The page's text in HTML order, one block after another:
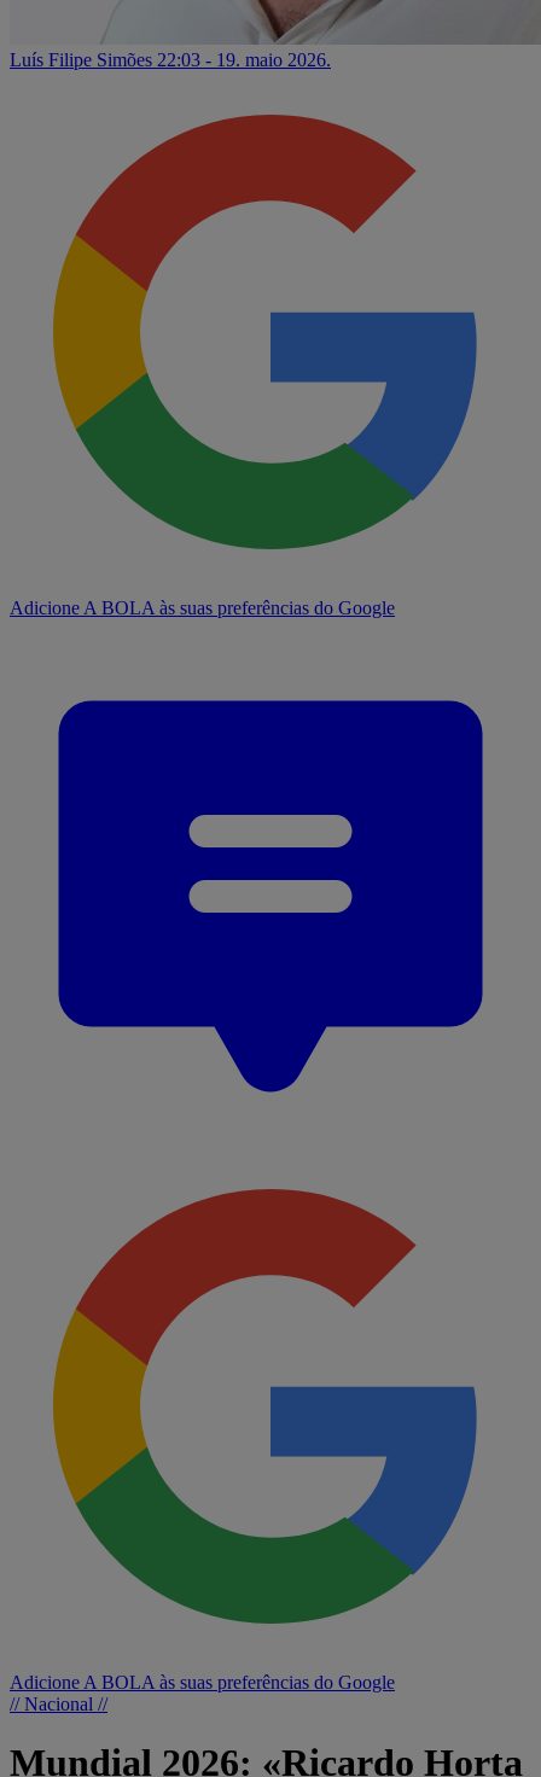
Luís Filipe Simões 22:03 - 19. maio 2026.
Adicione A BOLA às suas preferências do Google
Adicione A BOLA às suas preferências do Google
// Nacional //
Mundial 2026: «Ricardo Horta